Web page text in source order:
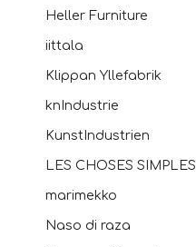
Heller Furniture
iittala
Klippan Yllefabrik
knIndustrie
KunstIndustrien
LES CHOSES SIMPLES
marimekko
Naso di raza